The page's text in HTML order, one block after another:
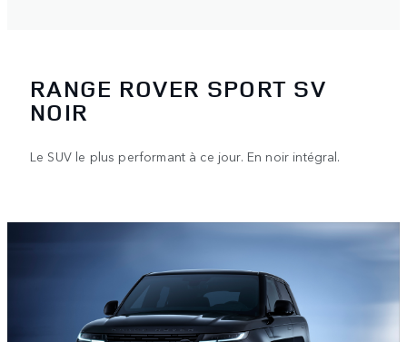
RANGE ROVER SPORT SV
NOIR
Le SUV le plus performant à ce jour. En noir intégral.